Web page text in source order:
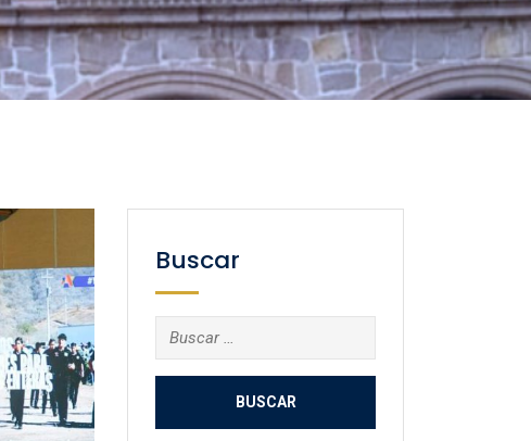
Buscar
Buscar: